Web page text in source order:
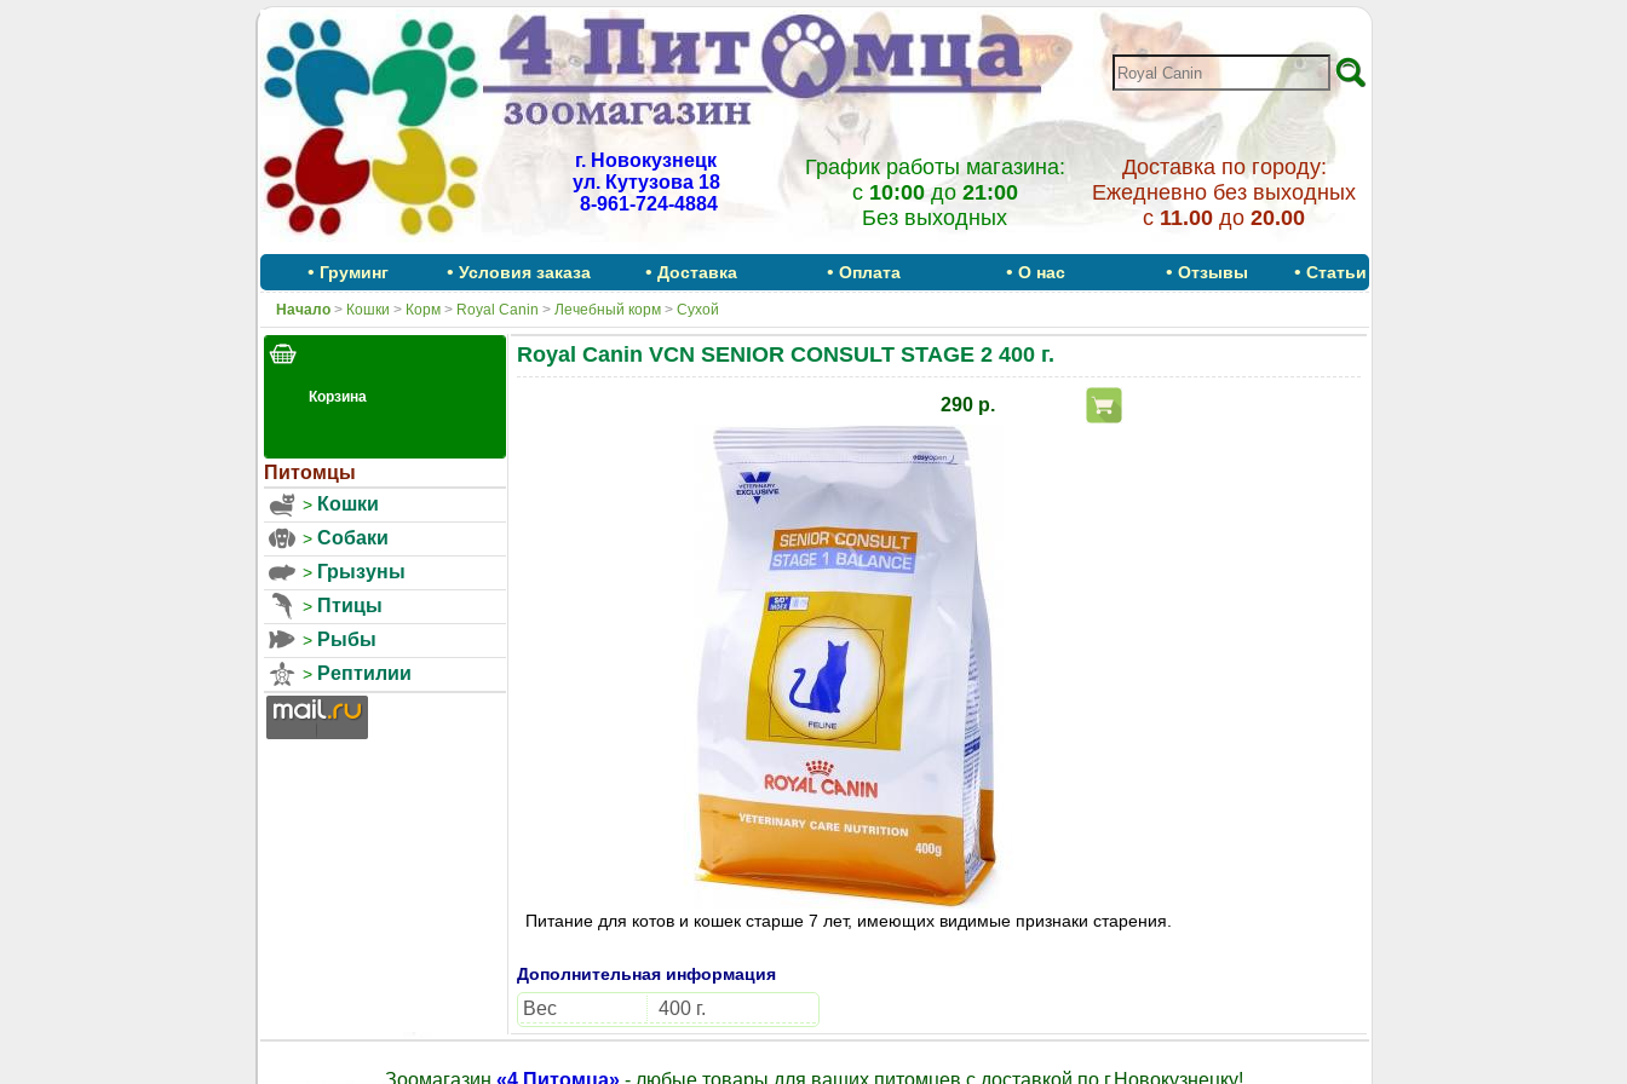
г. Новокузнецк
ул. Кутузова 18
8-961-724-4884
График работы магазина:
c 10:00до 21:00
Без выходных
Доставка по городу:
Ежедневно без выходных
с 11.00 до 20.00
• Груминг • Условия заказа • Доставка • Оплата • О нас • Отзывы • Статьи
Начало> Кошки > Корм> Royal Canin > Лечебный корм> Сухой
Питомцы
Кошки
Собаки
Грызуны
Птицы
Рыбы
Рептилии
Royal Canin VCN SENIOR CONSULT STAGE 2 400 г.
290 р.
Питание для котов и кошек старше 7 лет, имеющих видимые признаки старения.
Дополнительная информация
Вес 400 г.
Зоомагазин «4 Питомца» - любые товары для ваших питомцев с доставкой по г.Новокузнецку!